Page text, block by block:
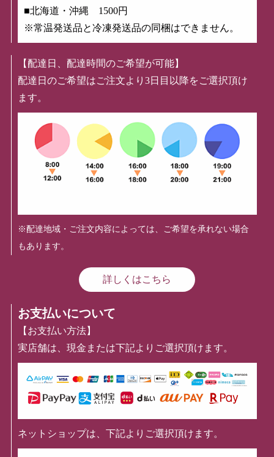
■北海道・沖縄 1500円
※常温発送品と冷凍発送品の同梱はできません。
【配達日、配達時間のご希望が可能】
配達日のご希望はご注文より3日目以降をご選択頂け
ます。
※配達地域・ご注文内容によっては、ご希望を承れない場合
もあります。
詳しくはこちら
お支払いについて
【お支払い方法】
実店舗は、現金または下記よりご選択頂けます。
ネットショップは、下記よりご選択頂けます。